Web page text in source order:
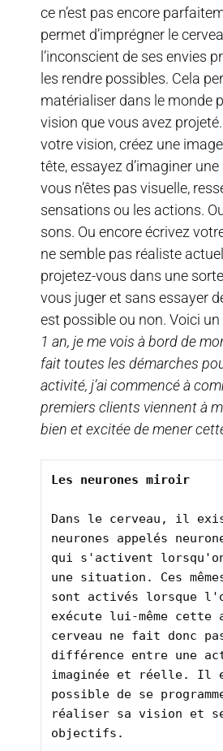
ce n’est pas encore
permet d’imprégner le
l’inconscient de ses envies
les rendre possibles. Cela
matérialiser dans le monde
vision que vous avez
votre vision, créez une
tête, essayez d’imaginer
vous n’êtes pas visuelle,
sensations ou les actions.
sons. Ou encore écrivez
ne semble pas réaliste
projetez-vous dans une
vous juger et sans essayer
est possible ou non. Voici un
1 an, je me vois à bord de
fait toutes les démarches
activité, j’ai commencé à
premiers clients viennent à
bien et excitée de mener
Les neurones miroir
Dans le cerveau, il
neurones appelés
qui s'activent
une situation. Ces
sont activés lorsque
exécute lui-même cette
cerveau ne fait donc
différence entre une
imaginée et réelle. Il
possible de se
réaliser sa vision et